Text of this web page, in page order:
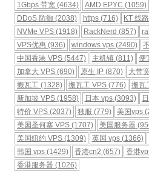
1Gbps 带宽 (4634) AMD EPYC (1059)
DDoS 防御 (2038) https(716) KT 线路
NVMe VPS (1918) RackNerd (857)
VPS优惠 (936) windows vps(2490)
中国香港 VPS (5447) 主机镇(811) 便
加拿大 VPS (690) 原生 IP(870) 大带
搬瓦工 (1328) 搬瓦工 VPS(776) 搬瓦
新加坡 VPS (1958) 日本 vps(3093)
特价 VPS (2037) 独服 (779) 美国vps
美国圣何塞 VPS (1707) 美国服务器
美国纽约 VPS (1309) 英国 vps(1366)
韩国 vps (1429) 香港cn2 (657) 香港
香港服务器 (1026)